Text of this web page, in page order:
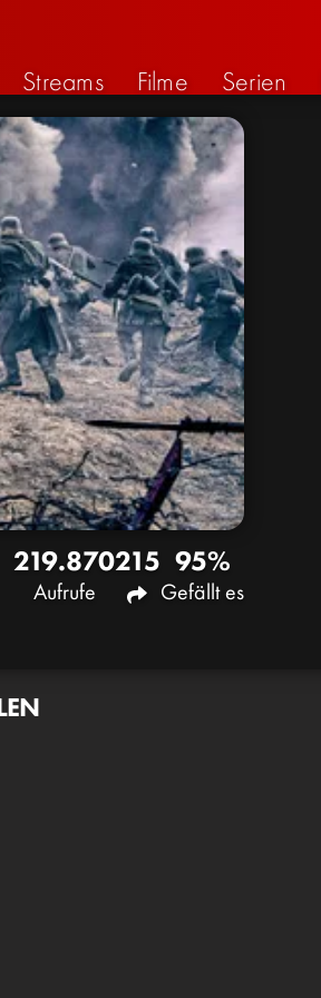
Streams Filme Serien
219.870
Aufrufe
215 95%
Gefällt es